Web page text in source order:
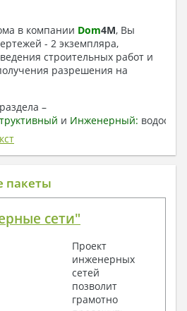
в компании Dom4M, Вы
- 2 экземпляра,
строительных работ и
разрешения на
–
и Инженерный:
канализация,
за дополнительную
записка.
осей
планы с
конструкций
внешних отделок
пакеты
сети"
Проект
инженерных
сетей
позволит
грамотно